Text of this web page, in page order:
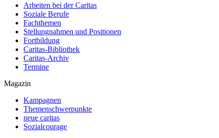
Arbeiten bei der Caritas
Soziale Berufe
Fachthemen
Stellungnahmen und Positionen
Fortbildung
Caritas-Bibliothek
Caritas-Archiv
Termine
Magazin
Kampagnen
Themenschwerpunkte
neue caritas
Sozialcourage